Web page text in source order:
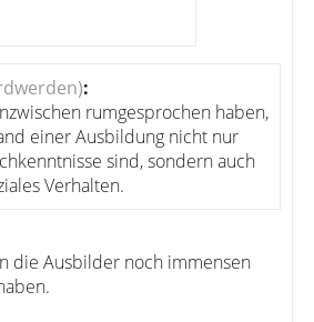
:
rumgesprochen haben,
einer Ausbildung nicht nur
sind, sondern auch
Verhalten.
die Ausbilder noch immensen